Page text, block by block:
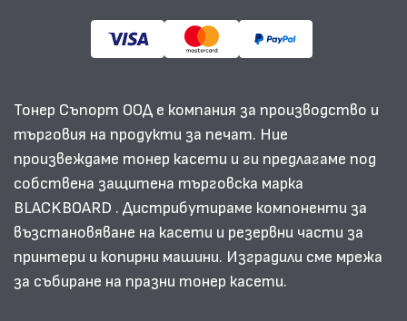
Тонер Съпорт ООД е компания за производство и
търговия на продукти за печат. Ние
произвеждаме тонер касети и ги предлагаме под
собствена защитена търговска марка
BLACKBOARD . Дистрибутираме компоненти за
възстановяване на касети и резервни части за
принтери и копирни машини. Изградили сме мрежа
за събиране на празни тонер касети.